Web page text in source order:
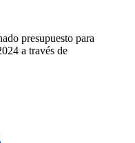
presupuesto para
a través de